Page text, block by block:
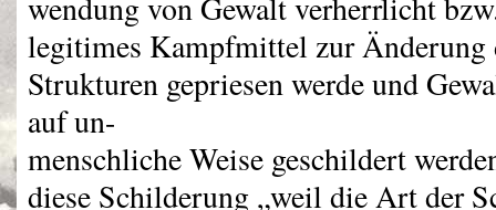
wendung von Gewalt verherrlicht
legitimes Kampfmittel zur Änderung
Strukturen gepriesen werde und
auf un-
menschliche Weise geschildert
diese Schilderung „weil die Art der